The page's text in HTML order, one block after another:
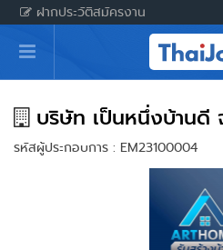
ฝากประวัติสมัครงาน
หน้าหลัก
ผู้สมัครงาน: เข้าสู่ระบบ
ฝากประวัติสมัครงาน
เกร็ดความรู้
สำหรับผู้ประกอบการ
บริษัท เป็นหนึ่งบ้านดี
รหัสผู้ประกอบการ : EM23100004